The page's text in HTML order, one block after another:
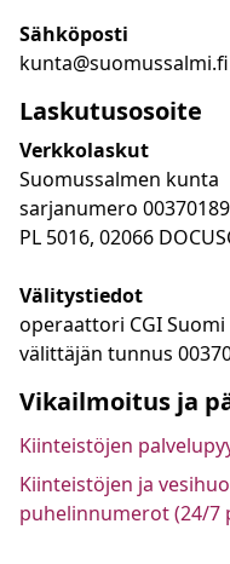
Sähköposti
kunta@suomussalmi.fi
Laskutusosoite
Verkkolaskut
Suomussalmen kunta
sarjanumero
PL 5016, 02066
Välitystiedot
operaattori CGI Suomi
välittäjän tunnus
Vikailmoitus ja
Kiinteistöjen
Kiinteistöjen ja
puhelinnumerot (24/7